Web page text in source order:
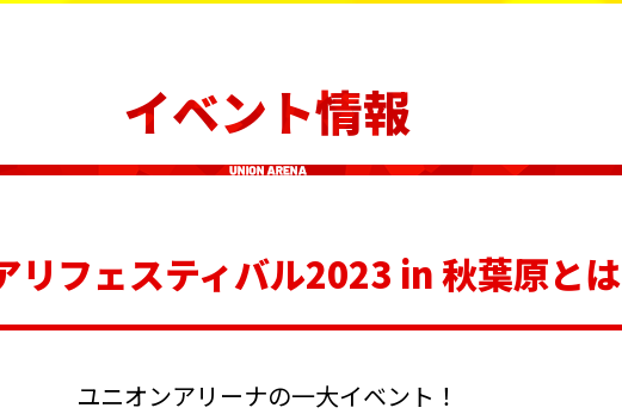
イベント情報
リフェスティバル2023 in 秋葉原とは
ユニオンアリーナの一大イベント！